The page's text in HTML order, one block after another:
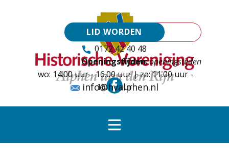
LID WORDEN
0172 42 40 48
Tijdens openingstijden
Openingstijden:
wo: 14.00 uur - 16.00 uur | za: 11.00 uur -
16.00 uur
info@hvalphen.nl